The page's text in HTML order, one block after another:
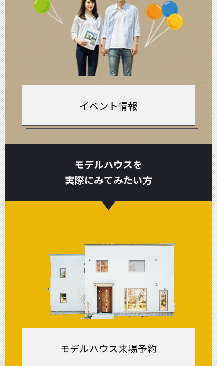
イベント情報
モデルハウスを
実際にみてみたい方
モデルハウス来場予約